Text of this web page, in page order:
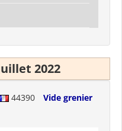
2022
44390
Vide grenier